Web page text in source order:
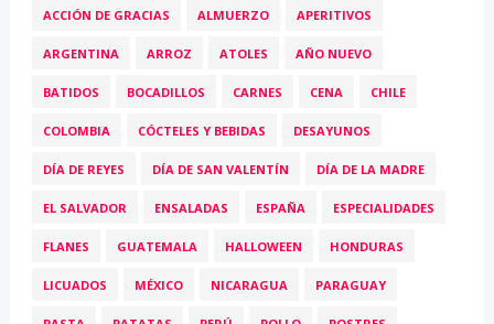
ACCIÓN DE GRACIAS ALMUERZO APERITIVOS
ARGENTINA ARROZ ATOLES AÑO NUEVO
BATIDOS BOCADILLOS CARNES CENA CHILE
COLOMBIA CÓCTELES Y BEBIDAS DESAYUNOS
DÍA DE REYES DÍA DE SAN VALENTÍN DÍA DE LA MADRE
EL SALVADOR ENSALADAS ESPAÑA ESPECIALIDADES
FLANES GUATEMALA HALLOWEEN HONDURAS
LICUADOS MÉXICO NICARAGUA PARAGUAY